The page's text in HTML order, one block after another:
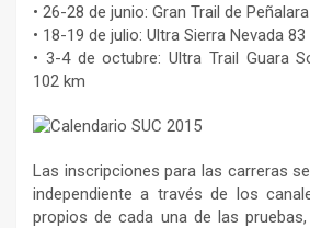
• 26-28 de junio: Gran Trail de
• 18-19 de julio: Ultra Sierra Nevada 83
• 3-4 de octubre: Ultra Trail Guara
102 km
Las inscripciones para las carreras
independiente a través de los
propios de cada una de las